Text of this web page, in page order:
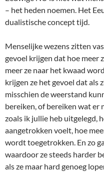
– het heden noemen. Het
dualistische concept tijd.
Menselijke wezens zitten
gevoel krijgen dat hoe meer
meer ze naar het kwaad
krijgen ze het gevoel dat als
misschien de weerstand
bereiken, of bereiken wat er
zoals ik jullie heb uitgelegd,
aangetrokken voelt, hoe
wordt toegetrokken. En zo
waardoor ze steeds harder
als ze maar hard genoeg